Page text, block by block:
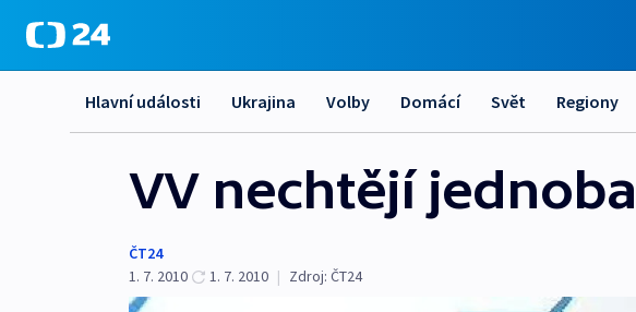
Hlavní události Ukrajina Volby Domácí Svět Regiony
VV nechtějí
ČT24
1. 7. 2010
1. 7. 2010 | Zdroj: ČT24